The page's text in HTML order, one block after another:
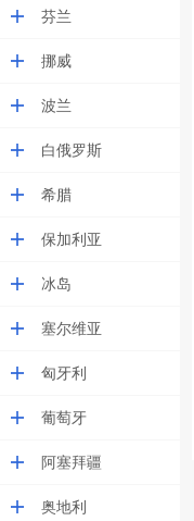
芬兰
挪威
波兰
白俄罗斯
希腊
保加利亚
冰岛
塞尔维亚
匈牙利
葡萄牙
阿塞拜疆
奥地利